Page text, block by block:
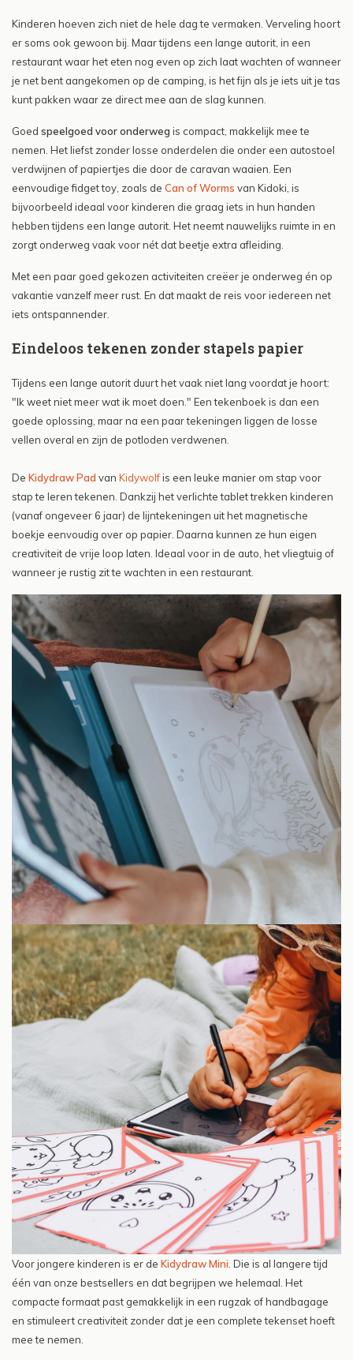
Kinderen hoeven zich niet de hele dag te vermaken. Verveling hoort
er soms ook gewoon bij. Maar tijdens een lange autorit, in een
restaurant waar het eten nog even op zich laat wachten of wanneer
je net bent aangekomen op de camping, is het fijn als je iets uit je tas
kunt pakken waar ze direct mee aan de slag kunnen.
Goed speelgoed voor onderweg is compact, makkelijk mee te
nemen. Het liefst zonder losse onderdelen die onder een autostoel
verdwijnen of papiertjes die door de caravan waaien. Een
eenvoudige fidget toy, zoals de Can of Worms van Kidoki, is
bijvoorbeeld ideaal voor kinderen die graag iets in hun handen
hebben tijdens een lange autorit. Het neemt nauwelijks ruimte in en
zorgt onderweg vaak voor nét dat beetje extra afleiding.
Met een paar goed gekozen activiteiten creëer je onderweg én op
vakantie vanzelf meer rust. En dat maakt de reis voor iedereen net
iets ontspannender.
Eindeloos tekenen zonder stapels papier
Tijdens een lange autorit duurt het vaak niet lang voordat je hoort:
"Ik weet niet meer wat ik moet doen." Een tekenboek is dan een
goede oplossing, maar na een paar tekeningen liggen de losse
vellen overal en zijn de potloden verdwenen.
De Kidydraw Pad van Kidywolfis een leuke manier om stap voor
stap te leren tekenen. Dankzij het verlichte tablet trekken kinderen
(vanaf ongeveer 6 jaar) de lijntekeningen uit het magnetische
boekje eenvoudig over op papier. Daarna kunnen ze hun eigen
creativiteit de vrije loop laten. Ideaal voor in de auto, het vliegtuig of
wanneer je rustig zit te wachten in een restaurant.
Voor jongere kinderen is er de Kidydraw Mini . Die is al langere tijd
één van onze bestsellers en dat begrijpen we helemaal. Het
compacte formaat past gemakkelijk in een rugzak of handbagage
en stimuleert creativiteit zonder dat je een complete tekenset hoeft
mee te nemen.